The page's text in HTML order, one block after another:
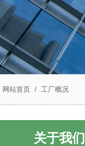
网站首页 / 工厂概况
关于我们